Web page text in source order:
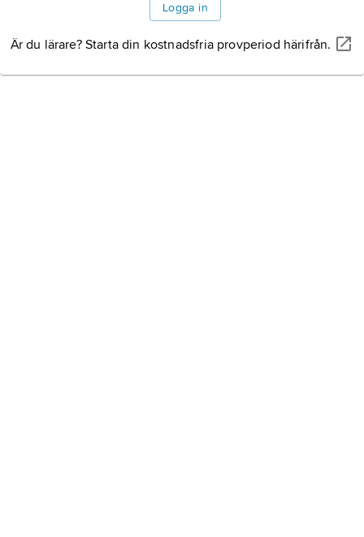
Logga in
Är du lärare? Starta din kostnadsfria provperiod härifrån.